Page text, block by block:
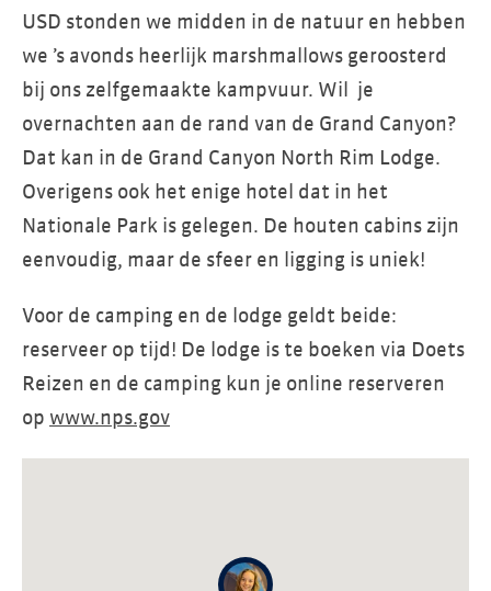
USD stonden we midden in de natuur en hebben
we ’s avonds heerlijk marshmallows geroosterd
bij ons zelfgemaakte kampvuur. Wil je
overnachten aan de rand van de Grand Canyon?
Dat kan in de Grand Canyon North Rim Lodge.
Overigens ook het enige hotel dat in het
Nationale Park is gelegen. De houten cabins zijn
eenvoudig, maar de sfeer en ligging is uniek!
Voor de camping en de lodge geldt beide:
reserveer op tijd! De lodge is te boeken via Doets
Reizen en de camping kun je online reserveren
op www.nps.gov